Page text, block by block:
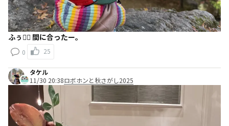
ふぅ😮‍💨 間に合ったー。
0 25
タケル
11/30 20:38ロボホンと秋さがし2025